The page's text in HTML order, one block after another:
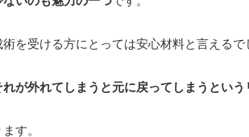
を受ける方にとっては安心材料と言えるで
が外れてしまうと元に戻ってしまうという
す。